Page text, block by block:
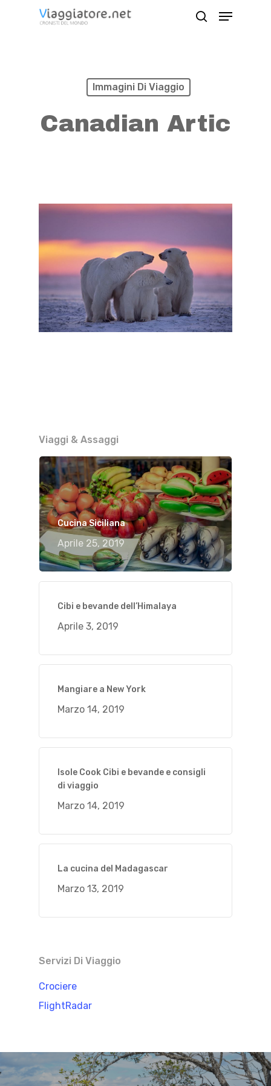
Menu
Immagini Di Viaggio
Canadian Artic
Viaggi & Assaggi
Cucina Siciliana
Aprile 25, 2019
Cibi e bevande dell’Himalaya
Aprile 3, 2019
Mangiare a New York
Marzo 14, 2019
Isole Cook Cibi e bevande e consigli
di viaggio
Marzo 14, 2019
La cucina del Madagascar
Marzo 13, 2019
Servizi Di Viaggio
Crociere
FlightRadar